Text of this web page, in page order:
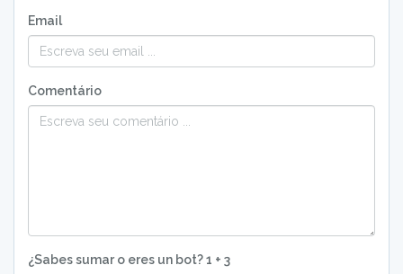
Email
Comentário
¿Sabes sumar o eres un bot? 1 + 3